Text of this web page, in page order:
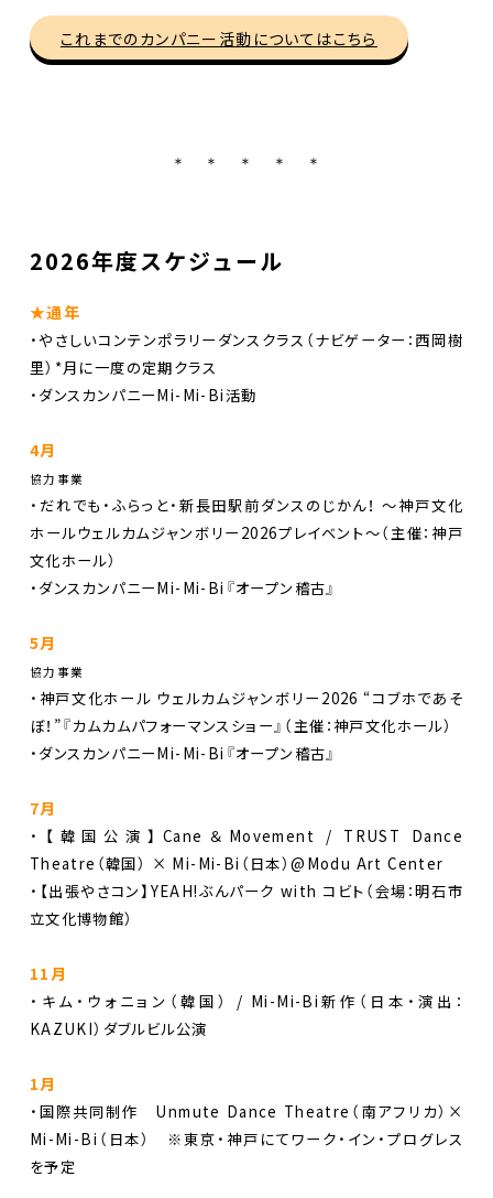
プロジェクト
アクセス
お問合せ
これまでのカンパニー活動についてはこちら
＊ ＊ ＊ ＊ ＊
2026年度スケジュール
★通年
・やさしいコンテンポラリーダンスクラス（ナビゲーター：西岡樹
里）*月に一度の定期クラス
・ダンスカンパニーMi-Mi-Bi活動
4月
協力事業
・だれでも・ふらっと・新長田駅前ダンスのじかん！ 〜神戸文化
ホールウェルカムジャンボリー2026プレイベント～（主催：神戸
文化ホール）
・ダンスカンパニーMi-Mi-Bi『オープン稽古』
5月
協力事業
・神戸文化ホール ウェルカムジャンボリー2026 “コブホであそ
ぼ！”『カムカムパフォーマンスショー』（主催：神戸文化ホール）
・ダンスカンパニーMi-Mi-Bi『オープン稽古』
7月
・【韓国公演】Cane＆Movement / TRUST Dance
Theatre（韓国） × Mi-Mi-Bi（日本）@Modu Art Center
・【出張やさコン】YEAH!ぶんパーク with コビト（会場：明石市
立文化博物館）
11月
・キム・ウォニョン（韓国） / Mi-Mi-Bi新作（日本・演出：
KAZUKI）ダブルビル公演
1月
・国際共同制作 Unmute Dance Theatre（南アフリカ）×
Mi-Mi-Bi（日本） ※東京・神戸にてワーク・イン・プログレス
を予定